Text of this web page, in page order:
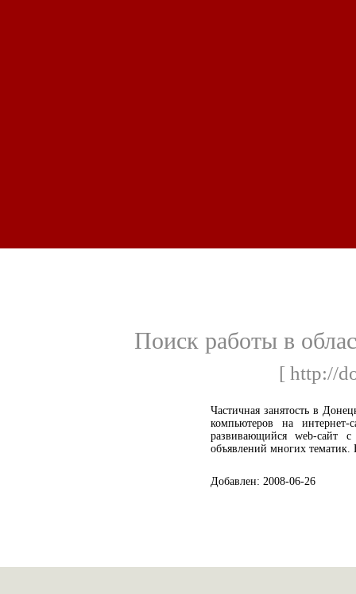
Поиск работы в
[ http://
Частичная занятость в
компьютеров на интернет-
развивающийся web-сайт
объявлений многих
Добавлен: 2008-06-26